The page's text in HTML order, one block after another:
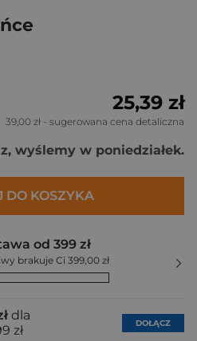
25,39 zł
39,00 zł - sugerowana cena detaliczna
wyślemy w poniedziałek.
DO KOSZYKA
od 399 zł
brakuje Ci 399,00 zł
dla
zł
DOŁĄCZ